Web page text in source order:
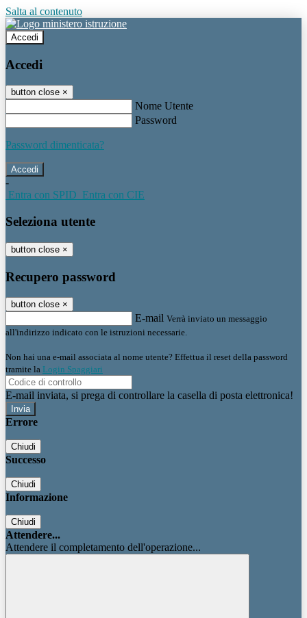
Salta al contenuto
Accedi
Accedi
button close ×
Nome Utente
Password
Password dimenticata?
-
Entra con SPID Entra con CIE
Seleziona utente
button close ×
Recupero password
button close ×
E-mail Verrà inviato un messaggio
all'indirizzo indicato con le istruzioni necessarie.
Non hai una e-mail associata al nome utente? Effettua il reset della password
tramite la Login Spaggiari
E-mail inviata, si prega di controllare la casella di posta elettronica!
Errore
Chiudi
Successo
Chiudi
Informazione
Chiudi
Attendere...
Attendere il completamento dell'operazione...